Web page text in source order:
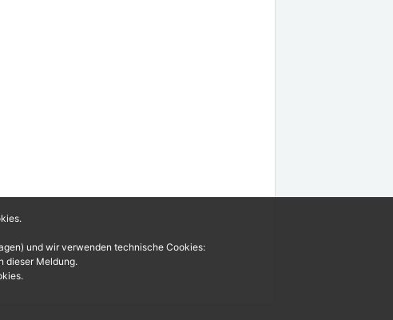
und wir verwenden technische Cookies:
dieser Meldung.